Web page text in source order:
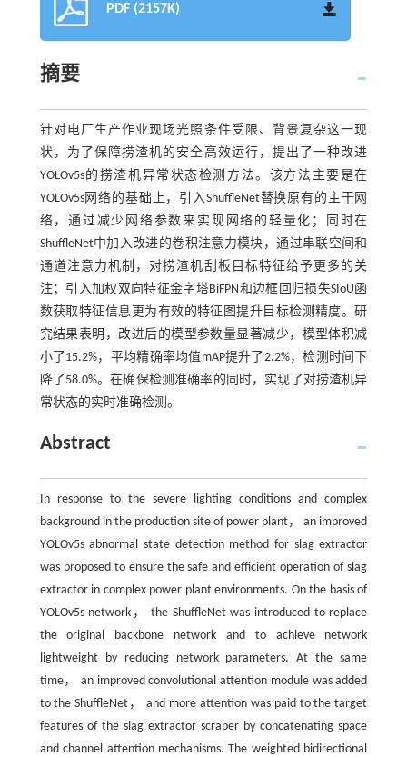
PDF (2157K)
摘要
针对电厂生产作业现场光照条件受限、背景复杂这一现
状，为了保障捞渣机的安全高效运行，提出了一种改进
YOLOv5s的捞渣机异常状态检测方法。该方法主要是在
YOLOv5s网络的基础上，引入ShuffleNet替换原有的主干网
络，通过减少网络参数来实现网络的轻量化；同时在
ShuffleNet中加入改进的卷积注意力模块，通过串联空间和
通道注意力机制，对捞渣机刮板目标特征给予更多的关
注；引入加权双向特征金字塔BiFPN和边框回归损失SIoU函
数获取特征信息更为有效的特征图提升目标检测精度。研
究结果表明，改进后的模型参数量显著减少，模型体积减
小了15.2%，平均精确率均值mAP提升了2.2%，检测时间下
降了58.0%。在确保检测准确率的同时，实现了对捞渣机异
常状态的实时准确检测。
Abstract
In response to the severe lighting conditions and complex
background in the production site of power plant， an improved
YOLOv5s abnormal state detection method for slag extractor
was proposed to ensure the safe and efficient operation of slag
extractor in complex power plant environments. On the basis of
YOLOv5s network， the ShuffleNet was introduced to replace
the original backbone network and to achieve network
lightweight by reducing network parameters. At the same
time， an improved convolutional attention module was added
to the ShuffleNet， and more attention was paid to the target
features of the slag extractor scraper by concatenating space
and channel attention mechanisms. The weighted bidirectional